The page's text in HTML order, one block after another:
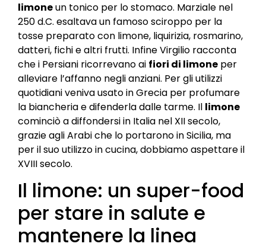
limoneun tonico per lo stomaco. Marziale nel
250 d.C. esaltava un famoso sciroppo per la
tosse preparato con limone, liquirizia, rosmarino,
datteri, fichi e altri frutti. Infine Virgilio racconta
che i Persiani ricorrevano ai fiori di limone per
alleviare l’affanno negli anziani. Per gli utilizzi
quotidiani veniva usato in Grecia per profumare
la biancheria e difenderla dalle tarme. Il limone
cominciò a diffondersi in Italia nel XII secolo,
grazie agli Arabi che lo portarono in Sicilia, ma
per il suo utilizzo in cucina, dobbiamo aspettare il
XVIII secolo.
Il limone: un super-food
per stare in salute e
mantenere la linea